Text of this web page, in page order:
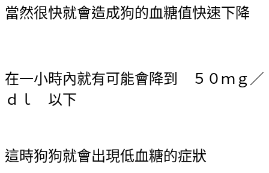
當然很快就會造成狗的血糖值快速下降
在一小時內就有可能會降到 ５０ｍｇ／
ｄｌ 以下
這時狗狗就會出現低血糖的症狀